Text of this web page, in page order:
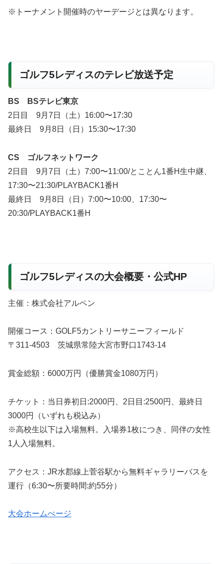
※トーナメント開催時のヤーデージとは異なります。
ゴルフ5レディスのテレビ放送予定
BS BSテレビ東京
2日目 9月7日（土）16:00〜17:30
最終日 9月8日（日）15:30〜17:30
CS ゴルフネットワーク
2日目 9月7日（土）7:00〜11:00/とことん1番H生中継、
17:30〜21:30/PLAYBACK1番H
最終日 9月8日（日）7:00〜10:00、17:30〜
20:30/PLAYBACK1番H
ゴルフ5レディスの大会概要・公式HP
主催：株式会社アルペン
開催コース：GOLF5カントリーサニーフィールド
〒311-4503 茨城県常陸大宮市野口1743-14
賞金総額：6000万円（優勝賞金1080万円）
チケット：当日券初日:2000円、2日目:2500円、最終日
3000円（いずれも税込み）
※高校生以下は入場無料。入場券1枚につき、同伴の女性
1人入場無料。
アクセス：JR水郡線上菅谷駅から無料ギャラリーバスを
運行（6:30〜所要時間:約55分）
大会ホームぺージ